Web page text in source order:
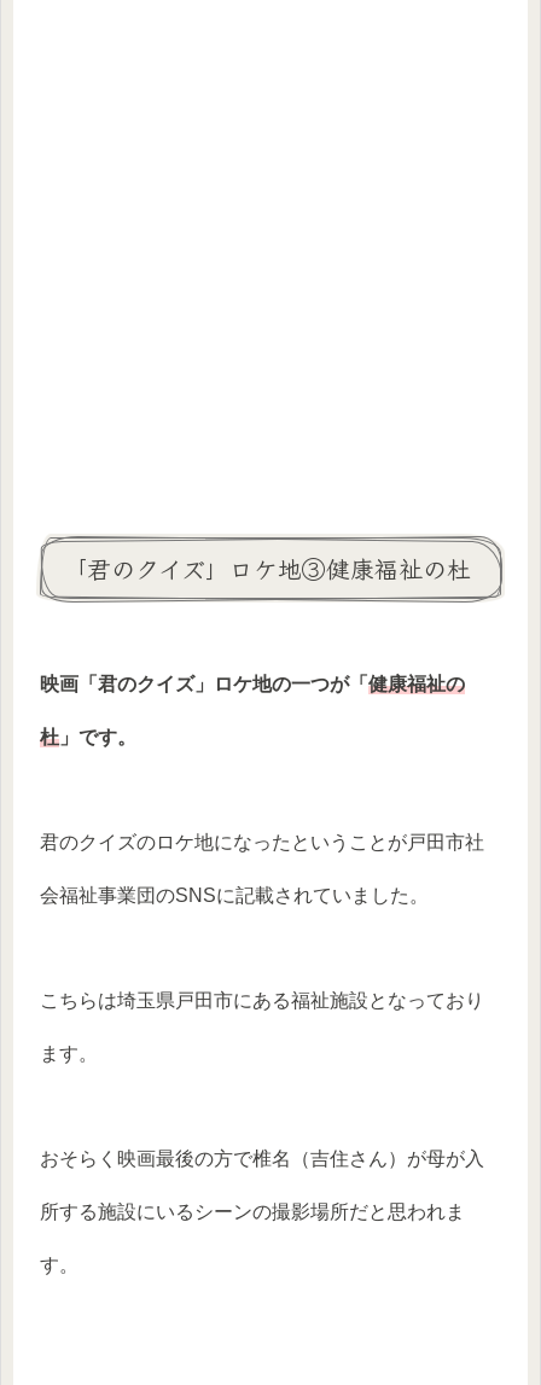
「君のクイズ」ロケ地③健康福祉の杜
映画「君のクイズ」ロケ地の一つが「 健康福祉の
杜 」です。
君のクイズのロケ地になったということが戸田市社
会福祉事業団のSNSに記載されていました。
こちらは埼玉県戸田市にある福祉施設となっており
ます。
おそらく映画最後の方で椎名（吉住さん）が母が入
所する施設にいるシーンの撮影場所だと思われま
す。